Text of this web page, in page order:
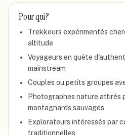
Pour qui ?
Trekkeurs expérimentés
altitude
Voyageurs en quête
mainstream
Couples ou petits groupes
Photographes nature attirés
montagnards sauvages
Explorateurs intéressés par
traditionnelles